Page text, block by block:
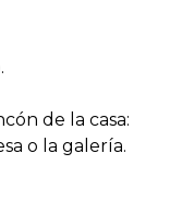
de la casa:
o la galería.